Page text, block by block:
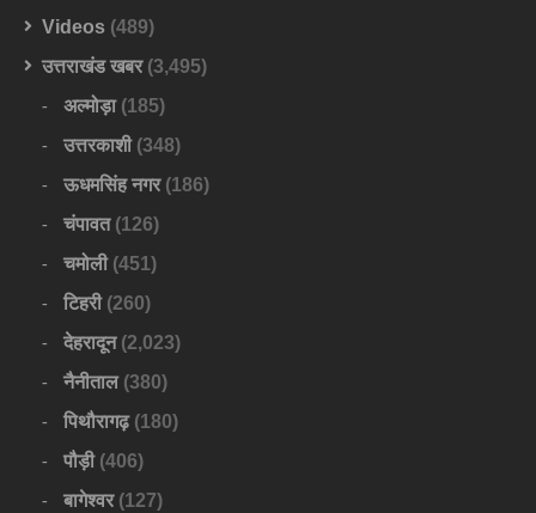
Videos (489)
उत्तराखंड खबर(3,495)
अल्मोड़ा(185)
उत्तरकाशी(348)
ऊधमसिंह नगर(186)
चंपावत(126)
चमोली(451)
टिहरी(260)
देहरादून(2,023)
नैनीताल(380)
पिथौरागढ़(180)
पौड़ी(406)
बागेश्वर(127)